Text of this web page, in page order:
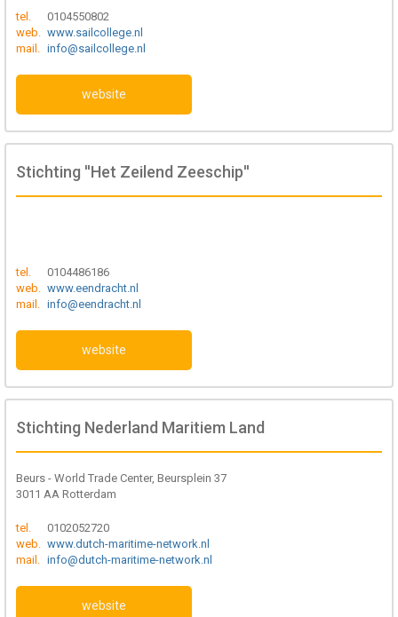
tel.
0104550802
web. www.sailcollege.nl
mail. info@sailcollege.nl
website
Stichting ''Het Zeilend Zeeschip''
tel.
0104486186
web. www.eendracht.nl
mail. info@eendracht.nl
website
Stichting Nederland Maritiem Land
Beurs - World Trade Center, Beursplein 37
3011 AA Rotterdam
tel.
0102052720
web. www.dutch-maritime-network.nl
mail. info@dutch-maritime-network.nl
website